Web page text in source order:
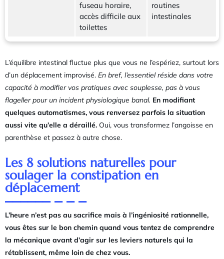
fuseau horaire,
accès difficile aux
toilettes
routines
intestinales
L’équilibre intestinal fluctue plus que vous ne l’espériez, surtout lors
d’un déplacement improvisé. En bref, l’essentiel réside dans votre
capacité à modifier vos pratiques avec souplesse, pas à vous
flageller pour un incident physiologique banal. En modifiant
quelques automatismes, vous renversez parfois la situation
aussi vite qu’elle a déraillé. Oui, vous transformez l’angoisse en
parenthèse et passez à autre chose.
Les 8 solutions naturelles pour
soulager la constipation en
déplacement
L’heure n’est pas au sacrifice mais à l’ingéniosité rationnelle,
vous êtes sur le bon chemin quand vous tentez de comprendre
la mécanique avant d’agir sur les leviers naturels qui la
rétablissent, même loin de chez vous.